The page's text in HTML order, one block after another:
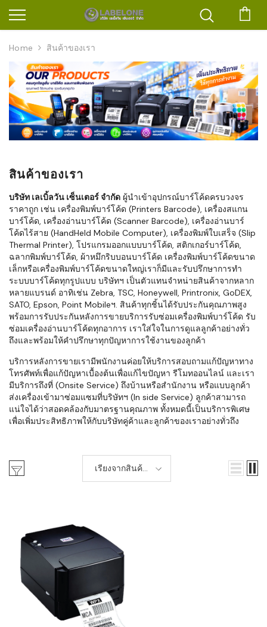
Home สินค้าของเรา
สินค้าของเรา
บริษัท เลเบิ้ลวัน เซ็นเตอร์ จำกัด ผู้นำเข้าอุปกรณ์บาร์โค้ดครบวงจร
ราคาถูก เช่น เครื่องพิมพ์บาร์โค้ด (Printers Barcode), เครื่องสแกน
บาร์โค้ด, เครื่องอ่านบาร์โค้ด (Scanner Barcode), เครื่องอ่านบาร์
โค้ดไร้สาย (HandHeld Mobile Computer), เครื่องพิมพ์ใบเสร็จ (Slip
Thermal Printer), โปรแกรมออกแบบบาร์โค้ด, สติกเกอร์บาร์โค้ด,
ฉลากพิมพ์บาร์โค้ด, ผ้าหมึกริบบอนบาร์โค้ด เครื่องพิมพ์บาร์โค้ดขนาด
เล็กหรือเครื่องพิมพ์บาร์โค้ดขนาดใหญ่เราก็มีและรับปรึกษาการทำ
ระบบบาร์โค้ดทุกรูปแบบ บริษัทฯ เป็นตัวแทนจำหน่ายสินค้าจากหลาก
หลายแบรนด์ อาทิเช่น Zebra, TSC, Honeywell, Printronix, GoDEX,
SATO, Epson, Point Mobileฯ. สินค้าทุกชิ้นได้รับประกันคุณภาพสูง
พร้อมการรับประกันหลังการขายบริการรับซ่อมเครื่องพิมพ์บาร์โค้ด รับ
ซ่อมเครื่องอ่านบาร์โค้ดทุกอาการ เราใส่ใจในการดูแลลูกค้าอย่างทั่ว
ถึงและพร้อมให้คำปรึกษาทุกปัญหาการใช้งานของลูกค้า
บริการหลังการขายเรามีพนักงานค่อยให้บริการสอบถามแก้ปัญหาทาง
โทรศัพท์เพื่อแก้ปัญหาเบื้องต้นเพื่อแก้ไขปัญหา รีโมทออนไลน์ และเรา
มีบริการถึงที่ (Onsite Service) ถึงบ้านหรือสำนักงาน หรือแบบลูกค้า
ส่งเครื่องเข้ามาซ่อมแซมที่บริษัทฯ (In side Service) ลูกค้าสามารถ
แน่ใจได้ว่าสอดคล้องกับมาตรฐานคุณภาพ ทั้งหมดนี้เป็นบริการพิเศษ
เพื่อเพิ่มประสิทธิภาพให้กับบริษัทคู่ค้าและลูกค้าของเราอย่างทั่วถึง
เรียงจากสินค้า
ใหม่-เก่า